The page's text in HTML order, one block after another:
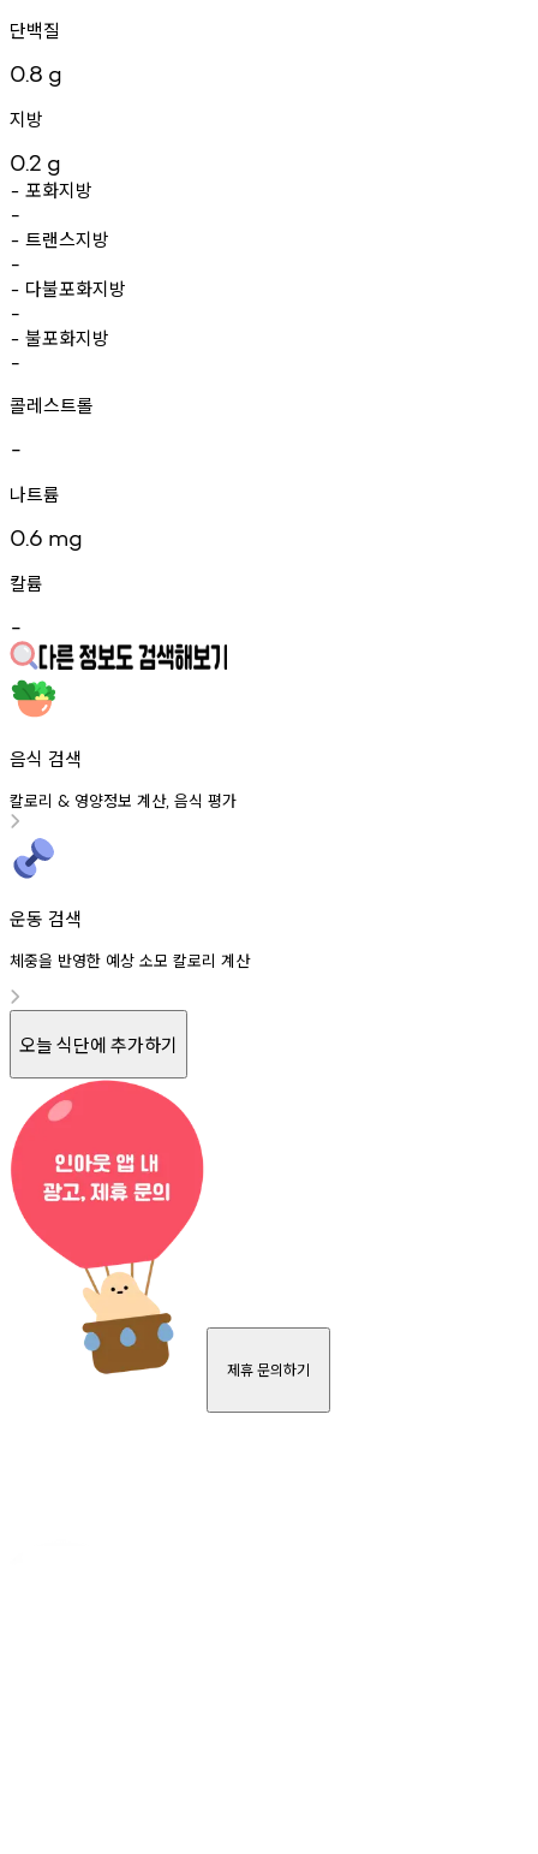
단백질
0.8 g
지방
0.2 g
- 포화지방
-
- 트랜스지방
-
- 다불포화지방
-
- 불포화지방
-
콜레스트롤
-
나트륨
0.6 mg
칼륨
-
음식 검색
칼로리 & 영양정보 계산, 음식 평가
운동 검색
체중을 반영한 예상 소모 칼로리 계산
오늘 식단에 추가하기
제휴 문의하기